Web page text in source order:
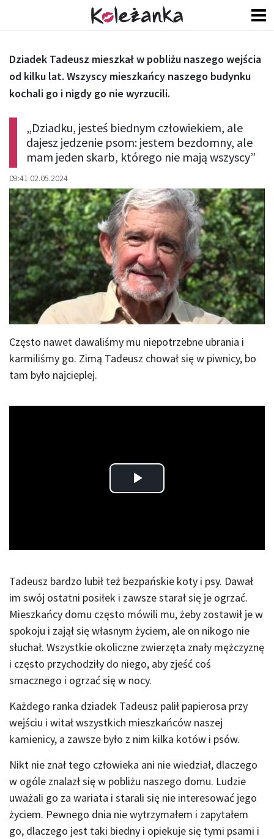
„Dziadku, jesteś biednym człowiekiem, ale
dajesz jedzenie psom: jestem bezdomny, ale
mam jeden skarb, którego nie mają wszyscy”
09:41 02.05.2024
Dziadek Tadeusz mieszkał w pobliżu naszego wejścia
od kilku lat. Wszyscy mieszkańcy naszego budynku
kochali go i nigdy go nie wyrzucili.
Często nawet dawaliśmy mu niepotrzebne ubrania i
karmiliśmy go. Zimą Tadeusz chował się w piwnicy, bo
tam było najcieplej.
Play
Tadeusz bardzo lubił też bezpańskie koty i psy. Dawał
im swój ostatni posiłek i zawsze starał się je ogrzać.
Mieszkańcy domu często mówili mu, żeby zostawił je w
spokoju i zajął się własnym życiem, ale on nikogo nie
słuchał. Wszystkie okoliczne zwierzęta znały mężczyznę
i często przychodziły do niego, aby zjeść coś
smacznego i ogrzać się w nocy.
Każdego ranka dziadek Tadeusz palił papierosa przy
wejściu i witał wszystkich mieszkańców naszej
kamienicy, a zawsze było z nim kilka kotów i psów.
Nikt nie znał tego człowieka ani nie wiedział, dlaczego
w ogóle znalazł się w pobliżu naszego domu. Ludzie
uważali go za wariata i starali się nie interesować jego
życiem. Pewnego dnia nie wytrzymałem i zapytałem
go, dlaczego jest taki biedny i opiekuje się tymi psami i